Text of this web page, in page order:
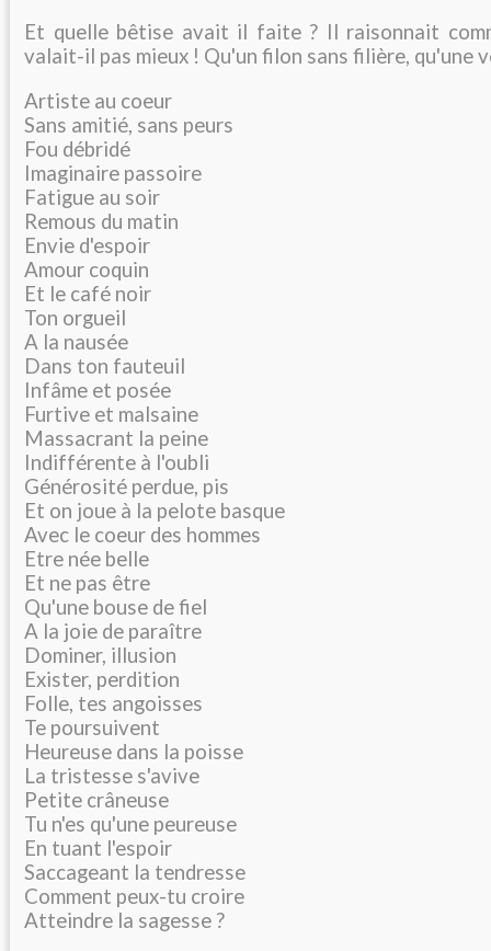
Et quelle bêtise avait il faite ? Il raisonnait
valait-il pas mieux ! Qu'un filon sans filière, qu'une
Artiste au coeur
Sans amitié, sans peurs
Fou débridé
Imaginaire passoire
Fatigue au soir
Remous du matin
Envie d'espoir
Amour coquin
Et le café noir
Ton orgueil
A la nausée
Dans ton fauteuil
Infâme et posée
Furtive et malsaine
Massacrant la peine
Indifférente à l'oubli
Générosité perdue, pis
Et on joue à la pelote basque
Avec le coeur des hommes
Etre née belle
Et ne pas être
Qu'une bouse de fiel
A la joie de paraître
Dominer, illusion
Exister, perdition
Folle, tes angoisses
Te poursuivent
Heureuse dans la poisse
La tristesse s'avive
Petite crâneuse
Tu n'es qu'une peureuse
En tuant l'espoir
Saccageant la tendresse
Comment peux-tu croire
Atteindre la sagesse ?